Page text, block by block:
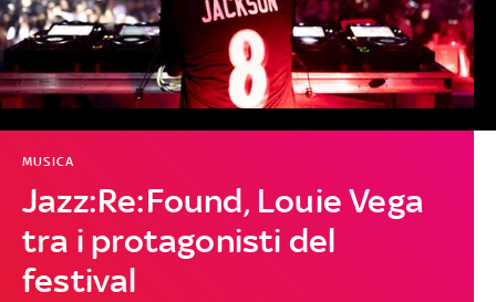
Jazz:Re:Found, Louie Vega
tra i protagonisti del
festival
MUSICA